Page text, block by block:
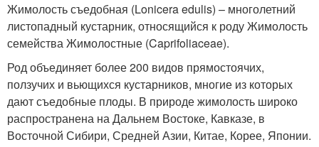
Жимолость съедобная (Lonicera edulis) – многолетний
листопадный кустарник, относящийся к роду Жимолость
семейства Жимолостные (Caprifoliaceae).
Род объединяет более 200 видов прямостоячих,
ползучих и вьющихся кустарников, многие из которых
дают съедобные плоды. В природе жимолость широко
распространена на Дальнем Востоке, Кавказе, в
Восточной Сибири, Средней Азии, Китае, Корее, Японии.